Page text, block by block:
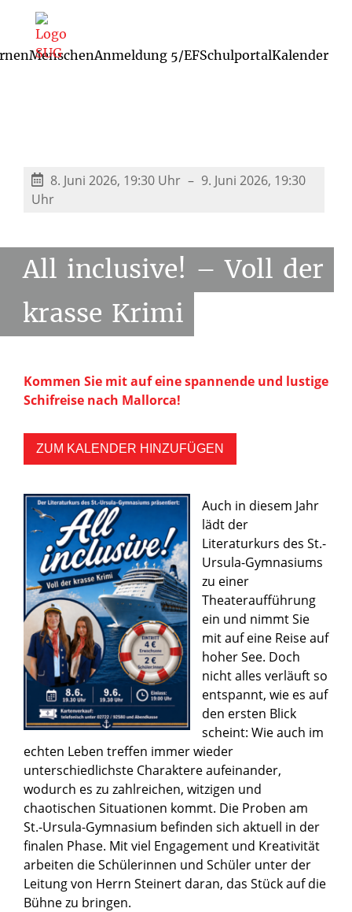
MenschenAnmeldung 5/EFSchulportalKalender
8. Juni 2026, 19:30 Uhr
9. Juni 2026, 19:30
Uhr
All inclusive! – Voll der
krasse Krimi
Kommen Sie mit auf eine spannende und lustige
Schifreise nach Mallorca!
ZUM KALENDER HINZUFÜGEN
Auch in diesem Jahr
lädt der
Literaturkurs des St.-
Ursula-Gymnasiums
zu einer
Theateraufführung
ein und nimmt Sie
mit auf eine Reise auf
hoher See. Doch
nicht alles verläuft so
entspannt, wie es auf
den ersten Blick
scheint: Wie auch im
echten Leben treffen immer wieder
unterschiedlichste Charaktere aufeinander,
wodurch es zu zahlreichen, witzigen und
chaotischen Situationen kommt. Die Proben am
St.-Ursula-Gymnasium befinden sich aktuell in der
finalen Phase. Mit viel Engagement und Kreativität
arbeiten die Schülerinnen und Schüler unter der
Leitung von Herrn Steinert daran, das Stück auf die
Bühne zu bringen.